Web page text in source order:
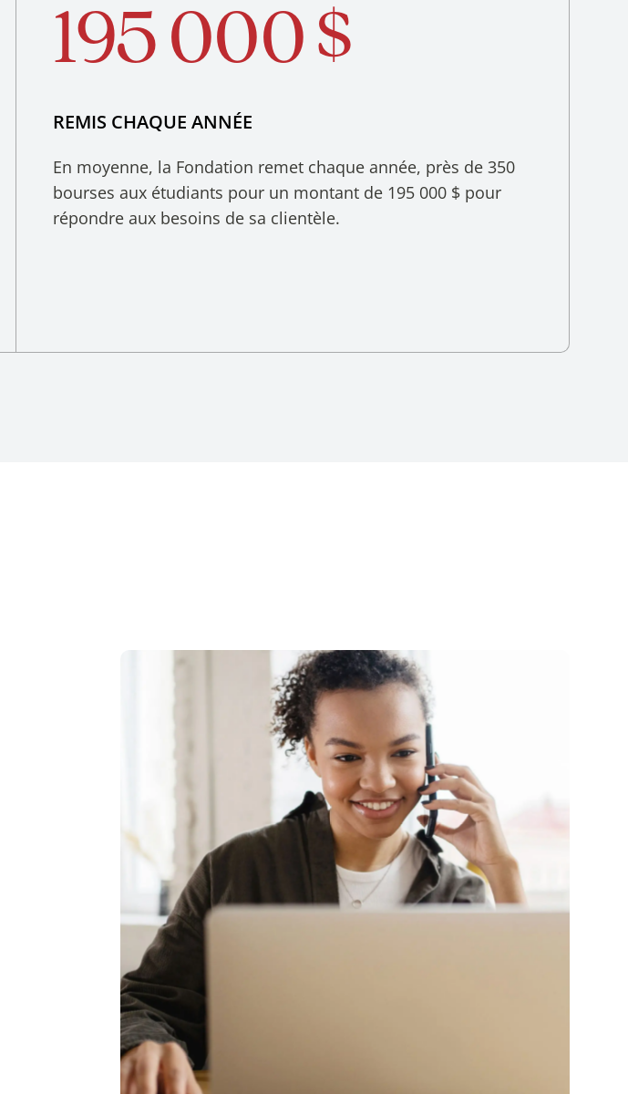
195 000 $
REMIS CHAQUE ANNÉE
En moyenne, la Fondation remet chaque année, près de 350
bourses aux étudiants pour un montant de 195 000 $ pour
répondre aux besoins de sa clientèle.